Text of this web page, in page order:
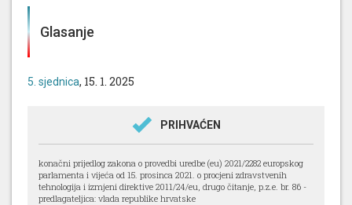
Glasanje
5. sjednica, 15. 1. 2025
PRIHVAĆEN
konačni prijedlog zakona o provedbi uredbe (eu) 2021/2282 europskog
parlamenta i vijeća od 15. prosinca 2021. o procjeni zdravstvenih
tehnologija i izmjeni direktive 2011/24/eu, drugo čitanje, p.z.e. br. 86 -
predlagateljica: vlada republike hrvatske